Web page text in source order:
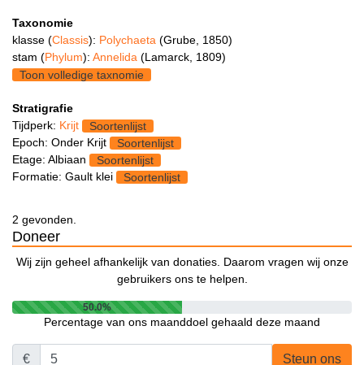
Taxonomie
klasse (Classis): Polychaeta (Grube, 1850)
stam (Phylum): Annelida (Lamarck, 1809)
Toon volledige taxnomie
Stratigrafie
Tijdperk: Krijt
Soortenlijst
Epoch: Onder Krijt
Soortenlijst
Etage: Albiaan
Soortenlijst
Formatie: Gault klei
Soortenlijst
2 gevonden.
Doneer
Wij zijn geheel afhankelijk van donaties. Daarom vragen wij onze
gebruikers ons te helpen.
50.0%
Percentage van ons maanddoel gehaald deze maand
€ Steun ons